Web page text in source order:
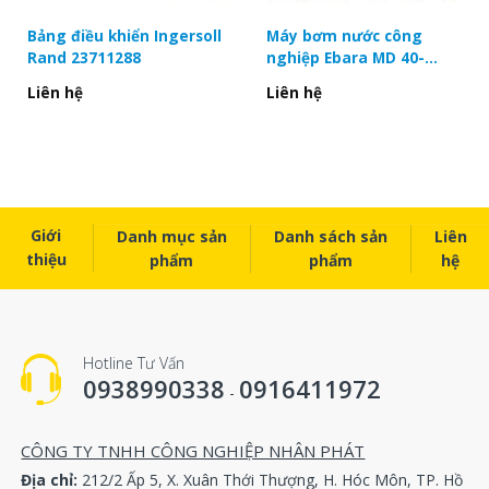
Một số loại Khớp nối Omega mà chúng tôi thường
Khớp nối Omega E5
Khớp nối Omega E10
Khớp nối Omega E30
Khớp nối Omega E40
Khớp nối Omega E60
Bảng điều khiển Ingersoll
Rand 23711288
Liên hệ
Máy bơm nước công
nghiệp Ebara MD 40-
Liên hệ
Giới
thiệu
Danh mục sản
phẩm
Danh sách sản
phẩm
Liên
hệ
Hotline Tư Vấn
0938990338 - 0916411972
CÔNG TY TNHH CÔNG NGHIỆP NHÂN PHÁT
Địa chỉ: 212/2 Ấp 5, X. Xuân Thới Thượng, H. Hóc Môn, TP. Hồ